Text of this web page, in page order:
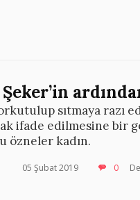
Şeker’in
sıtmaya razı
ifade edilmesine bir
özneler kadın.
05 Şubat 2019 0